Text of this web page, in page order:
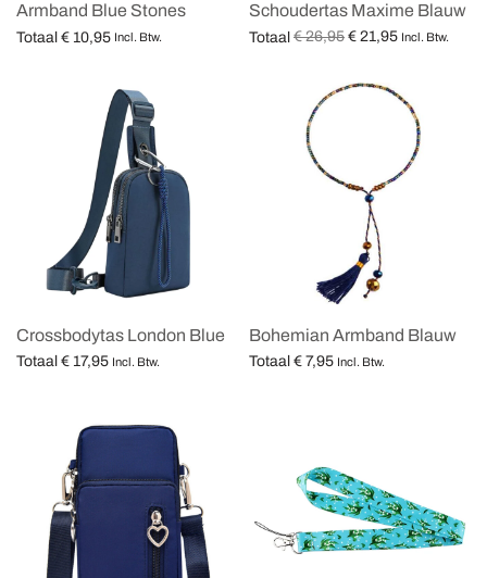
Armband Blue Stones
Totaal € 10,95 Incl. Btw.
Schoudertas Maxime Blauw
Totaal €26,95 Oorspronkelijke
€ 26,95.
€ 21,95Huidige
Incl. Btw.
Crossbodytas London Blue
Totaal € 17,95 Incl. Btw.
Bohemian Armband Blauw
Totaal € 7,95 Incl. Btw.